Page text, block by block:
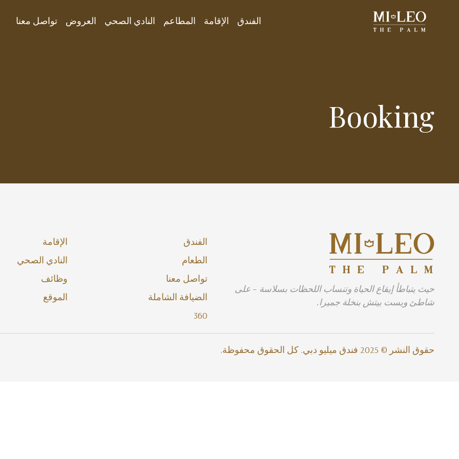
الفندق الإقامة المطاعم النادي الصحي العروض تواصل معنا
Booking
حيث يتباطأ إيقاع الحياة وتنساب اللحظات بسلاسة - على
شاطئ ويست بيتش بنخلة جميرا.
الفندق
الإقامة
الطعام
النادي الصحي
تواصل معنا
وظائف
الضيافة الشاملة
الموقع
360
حقوق النشر © 2025 فندق ميليو دبي. كل الحقوق محفوظة.